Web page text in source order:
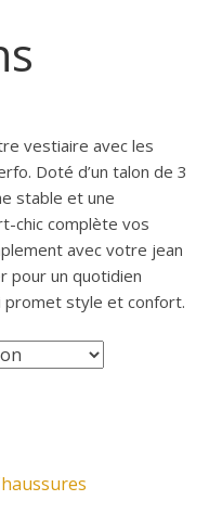
vestiaire avec les
Doté d’un talon de 3
stable et une
chic complète vos
avec votre jean
pour un quotidien
promet style et confort.